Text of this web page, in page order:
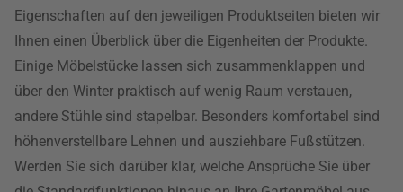
Eigenschaften auf den jeweiligen Produktseiten bieten wir
Ihnen einen Überblick über die Eigenheiten der Produkte.
Einige Möbelstücke lassen sich zusammenklappen und
über den Winter praktisch auf wenig Raum verstauen,
andere Stühle sind stapelbar. Besonders komfortabel sind
höhenverstellbare Lehnen und ausziehbare Fußstützen.
Werden Sie sich darüber klar, welche Ansprüche Sie über